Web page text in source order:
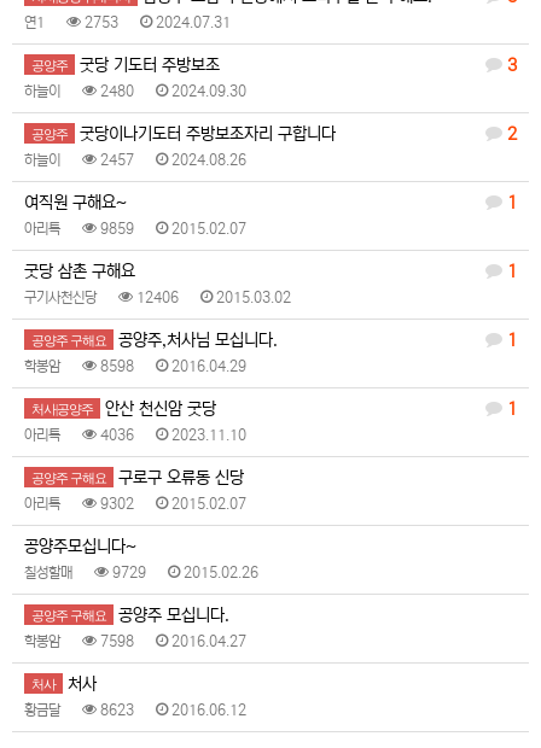
연1 2753 2024.07.31
3
공양주 굿당 기도터 주방보조
하늘이 2480 2024.09.30
2
공양주 굿당이나기도터 주방보조자리 구합니다
하늘이 2457 2024.08.26
1
여직원 구해요~
아리톡 9859 2015.02.07
1
굿당 삼촌 구해요
구기사천신당 12406 2015.03.02
1
공양주 구해요 공양주,처사님 모십니다.
학봉암 8598 2016.04.29
1
처사|공양주 안산 천신암 굿당
아리톡 4036 2023.11.10
공양주 구해요 구로구 오류동 신당
아리톡 9302 2015.02.07
공양주모십니다~
칠성할매 9729 2015.02.26
공양주 구해요 공양주 모십니다.
학봉암 7598 2016.04.27
처사 처사
황금달 8623 2016.06.12